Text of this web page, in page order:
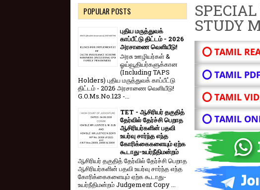
STUDY
⭕ TAMIL
⭕ TAMIL
⭕ TAMIL
⭕ TAMIL
POPULAR POSTS
புதிய மருத்துவக்
காப்பீட்டு திட்டம் - 2026
அரசாணை வெளியீடு!
அரசு ஊழியர்கள் &
ஓய்வூதியர்களுக்கான
(Including TAPS
Holders) புதிய மருத்துவக் காப்பீட்டு
திட்டம் - 2026 அரசாணை வெளியீடு!
G.O.Ms.No.123 -...
TET - ஆசிரியர் தகுதித்
தேர்வில் தேர்ச்சி பெறாத
ஆசிரியர்களின் பதவி
உயர்வு சார்ந்த எந்த
கோரிக்கைகளையும் ஏற்க
கூடாது-உயர்நீதிமன்றம்
ஆசிரியர் தகுதித் தேர்வில் தேர்ச்சி பெறாத
ஆசிரியர்களின் பதவி உயர்வு சார்ந்த எந்த
கோரிக்கைகளையும் ஏற்க கூடாது-
உயர்நீதிமன்றம் Judgement Copy ...